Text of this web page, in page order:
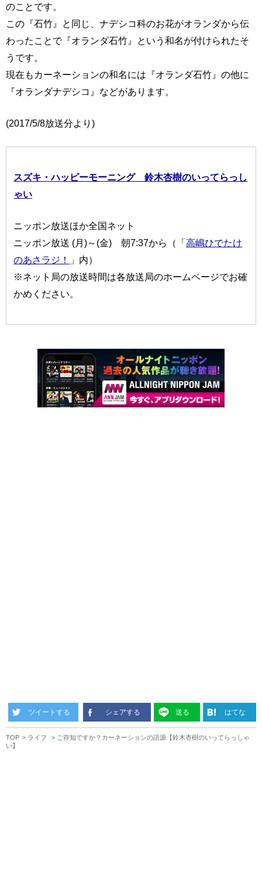
のことです。
この『石竹』と同じ、ナデシコ科のお花がオランダから伝
わったことで『オランダ石竹』という和名が付けられたそ
うです。
現在もカーネーションの和名には『オランダ石竹』の他に
『オランダナデシコ』などがあります。
(2017/5/8放送分より)
スズキ・ハッピーモーニング 鈴木杏樹のいってらっし
ゃい
ニッポン放送ほか全国ネット
ニッポン放送 (月)～(金) 朝7:37から（「高嶋ひでたけ
のあさラジ！
」内）
※ネット局の放送時間は各放送局のホームページでお確
かめください。
ツイートする シェアする 送る はてな
TOP ライフ
ご存知ですか？カーネーションの語源【鈴木杏樹のいってらっしゃ
い】